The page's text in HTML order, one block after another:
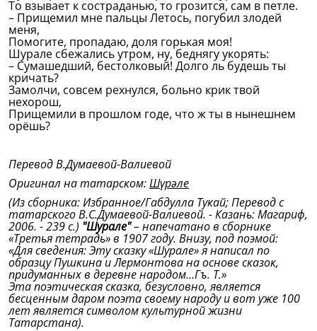
То взывает к состраданью, то грозится, сам в петле.
– Прищемил мне пальцы Летось, погубил злодей
меня,
Помогите, пропадаю, доля горькая моя!
Шурале сбежались утром, ну, беднягу укорять:
– Сумашедший, бестолковый! Долго ль будешь ты
кричать?
Замолчи, совсем рехнулся, больно крик твой
нехорош,
Прищемили в прошлом годе, что ж ты в нынешнем
орёшь?
Перевод В.Думаевой-Валиевой
Оригинал на татарском:Шүрәле
(Из сборника: Избранное/Габдулла Тукай; Перевод с
татарского В.С.Думаевой-Валиевой. - Казань:Магариф,
2006. - 239 с.) "Шурале"– напечатано в сборнике
«Третья тетрадь» в 1907 году. Внизу, под поэмой:
«Для сведения: Эту сказку «Шурале» я написал по
образцу Пушкина и Лермонтова на основе сказок,
придуманных в деревне народом…Гъ. Т.»
Эта поэтическая сказка, безусловно, является
бесценным даром поэта своему народу и вот уже 100
лет является символом культурной жизни
Татарстана).